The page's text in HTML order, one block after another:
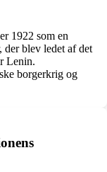
1922 som en
der blev ledet af det
Lenin.
borgerkrig og